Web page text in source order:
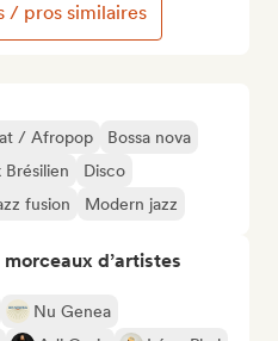
/ Afropop
Bossa nova
Brésilien
Disco
fusion Modern jazz
d’artistes
Nu Genea
/ pros similaires